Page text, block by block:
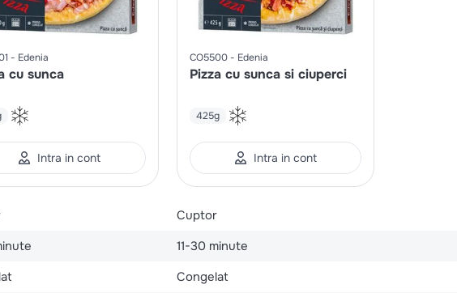
Edenia
cu sunca
Intra in cont
CO5500 Edenia
Pizza cu sunca si ciuperci
425g
Intra in cont
Cuptor
11-30 minute
Congelat